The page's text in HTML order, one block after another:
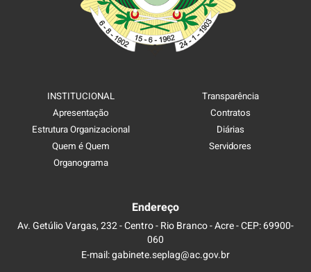
INSTITUCIONAL
Apresentação
Estrutura Organizacional
Quem é Quem
Organograma
Transparência
Contratos
Diárias
Servidores
Endereço
Av. Getúlio Vargas, 232 - Centro - Rio Branco - Acre - CEP: 69900-
060
E-mail: gabinete.seplag@ac.gov.br